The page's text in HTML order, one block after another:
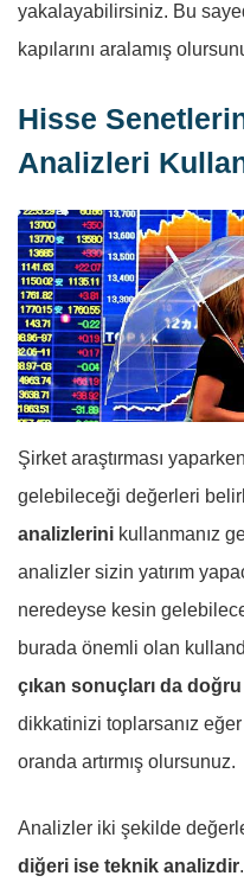
yakalayabilirsiniz. Bu
kapılarını aralamış
Hisse
Analizleri
Şirket araştırması
gelebileceği değerleri
analizlerini kullanmanız
analizler sizin yatırım
neredeyse kesin
burada önemli olan
çıkan sonuçları da
dikkatinizi toplarsanız eğer
oranda artırmış olursunuz.
Analizler iki şekilde
diğeri ise teknik analizdir